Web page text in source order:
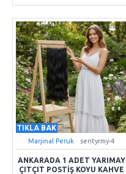
TIKLA BAK
Marjinal Peruk sentyrmy-4
ANKARADA 1 ADET YARIMAY
ÇITÇIT POSTIŞ KOYU KAHVE